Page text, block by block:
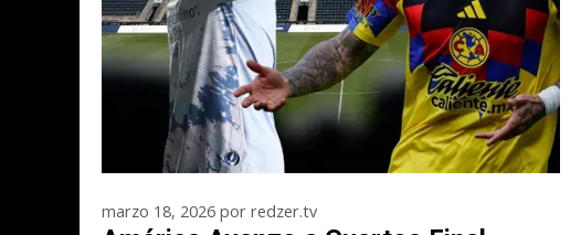
marzo 18, 2026 por redzer.tv